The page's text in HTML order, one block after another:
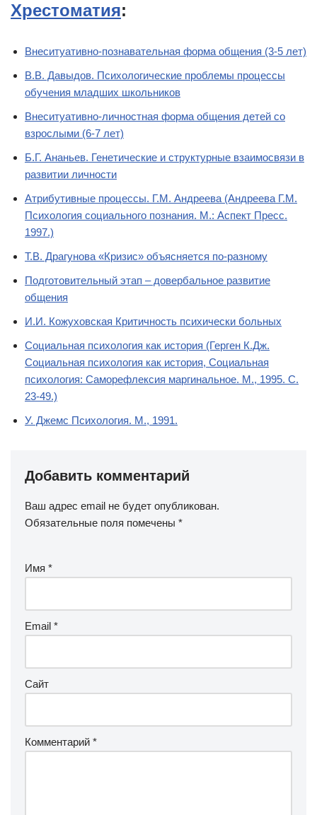
Хрестоматия:
Внеситуативно-познавательная форма общения (3-5 лет)
В.В. Давыдов. Психологические проблемы процессы
обучения младших школьников
Внеситуативно-личностная форма общения детей со
взрослыми (6-7 лет)
Б.Г. Ананьев. Генетические и структурные взаимосвязи в
развитии личности
Атрибутивные процессы. Г.М. Андреева (Андреева Г.М.
Психология социального познания. М.: Аспект Пресс.
1997.)
Т.В. Драгунова «Кризис» объясняется по-разному
Подготовительный этап – довербальное развитие
общения
И.И. Кожуховская Критичность психически больных
Социальная психология как история (Герген К.Дж.
Социальная психология как история, Социальная
психология: Саморефлексия маргинальное. М., 1995. С.
23-49.)
У. Джемс Психология. М., 1991.
Добавить комментарий
Ваш адрес email не будет опубликован.
Обязательные поля помечены *
Имя *
Email *
Сайт
Комментарий *